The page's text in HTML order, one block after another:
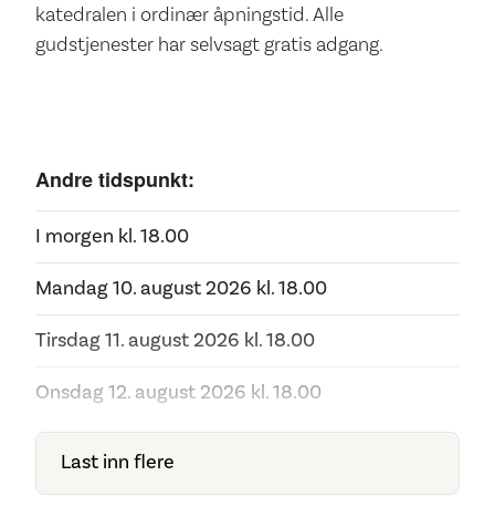
katedralen i ordinær åpningstid. Alle
gudstjenester har selvsagt gratis adgang.
Andre tidspunkt:
I morgen kl.18.00
Mandag 10. august 2026 kl.18.00
Tirsdag 11. august 2026 kl.18.00
Onsdag 12. august 2026 kl.18.00
Last inn flere